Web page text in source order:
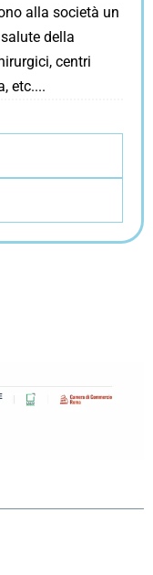
alla società un
della
centri
etc.